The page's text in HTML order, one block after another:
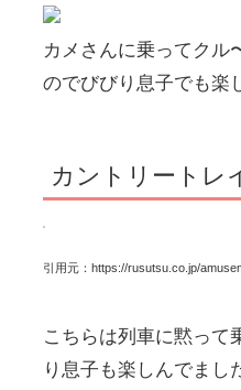
カメさんに乗ってクル
のでびびり息子でも楽
カントリートレ
引用元： https://rusutsu.co.jp/
こちらは列車に黙って
り息子も楽しんでまし